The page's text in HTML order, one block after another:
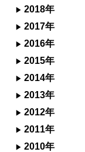
2018年
2017年
2016年
2015年
2014年
2013年
2012年
2011年
2010年